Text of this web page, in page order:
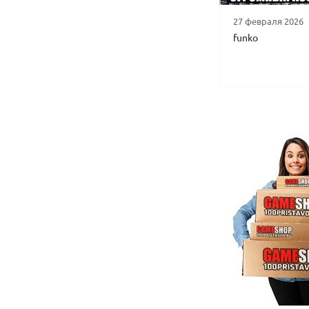
27 февраля 2026
funko